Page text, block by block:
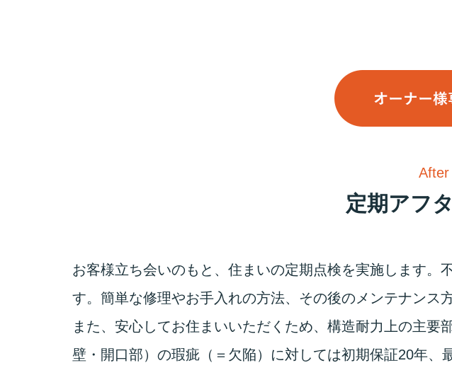
After
定期アフ
お客様立ち会いのもと、住まいの定期点検を実施します。
す。簡単な修理やお手入れの方法、その後のメンテナンス
また、安心してお住まいいただくため、構造耐力上の主
壁・開口部）の瑕疵（＝欠陥）に対しては初期保証20年、